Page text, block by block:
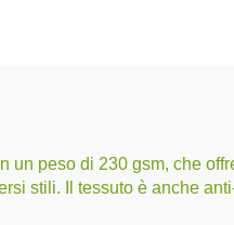
peso di 230 gsm, che
stili. Il tessuto è anche